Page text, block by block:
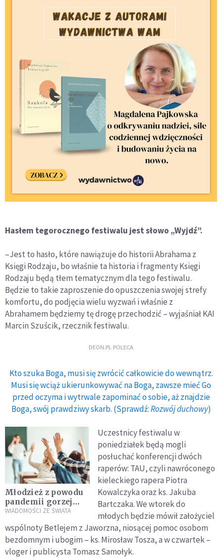
Hasłem tegorocznego festiwalu jest słowo „Wyjdź”.
–Jest to hasło, które nawiązuje do historii Abrahama z
Księgi Rodzaju, bo właśnie ta historia i fragmenty Księgi
Rodzaju będą tłem tematycznym dla tego festiwalu.
Będzie to takie zaproszenie do opuszczenia swojej strefy
komfortu, do podjęcia wielu wyzwań i właśnie z
Abrahamem będziemy tę drogę przechodzić – wyjaśniał KAI
Marcin Szuścik, rzecznik festiwalu.
DEON.PL POLECA
Kto szuka Boga, musi się zwrócić całkowicie do wewnątrz.
Musi się wciąż ukierunkowywać na Boga, zawsze mieć Go
przed oczyma i wytrwale zapominać o sobie, aż znajdzie
Boga, swój prawdziwy skarb. (Sprawdź:Rozwój duchowy)
Młodzież z powodu
pandemii gorzej
radzi sobie z
komunikacją
WIADOMOŚCI ZE ŚWIATA
Uczestnicy festiwalu w
poniedziałek będą mogli
posłuchać konferencji dwóch
raperów: TAU, czyli nawróconego
kieleckiego rapera Piotra
Kowalczyka oraz ks. Jakuba
Bartczaka. We wtorek do
młodych będzie mówił założyciel
wspólnoty Betlejem z Jaworzna, niosącej pomoc osobom
bezdomnym i ubogim – ks. Mirosław Tosza, a w czwartek –
vloger i publicysta Tomasz Samołyk.